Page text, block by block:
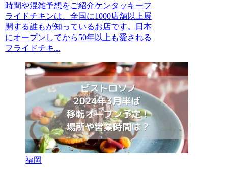
時間や混雑予想をご紹介ケンタッキーフ
ライドチキンは、全国に1000店舗以上展
開する誰もが知っているお店です。日本
にオープンしてから50年以上も愛される
フライドチキ...
福岡